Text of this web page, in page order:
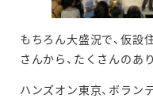
もちろん大盛況で、仮設
さんから、たくさんのあ
ハンズオン東京、ボラン